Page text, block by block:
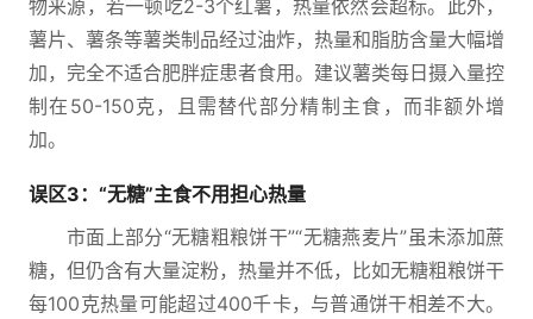
物来源，若一顿吃2-3个红薯，热量依然会超标。此外，
薯片、薯条等薯类制品经过油炸，热量和脂肪含量大幅增
加，完全不适合肥胖症患者食用。建议薯类每日摄入量控
制在50-150克，且需替代部分精制主食，而非额外增
加。
误区3：“无糖”主食不用担心热量
市面上部分“无糖粗粮饼干”“无糖燕麦片”虽未添加蔗
糖，但仍含有大量淀粉，热量并不低，比如无糖粗粮饼干
每100克热量可能超过400千卡，与普通饼干相差不大。